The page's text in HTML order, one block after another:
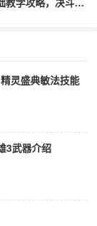
决斗之城基础教学攻略，决斗之城教学攻略2111
灵盛典敏法技能
3武器介绍